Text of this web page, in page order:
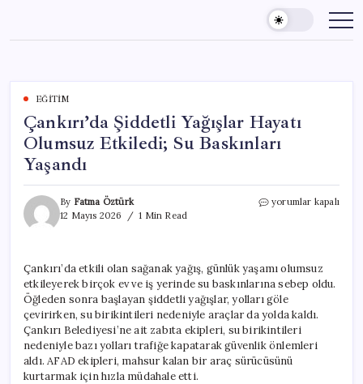
content
EĞITIM
Çankırı’da Şiddetli Yağışlar Hayatı
Olumsuz Etkiledi; Su Baskınları
Yaşandı
By Fatma Öztürk
12 Mayıs 2026
1 Min Read
Çankırı’da
Etkiledi;
Su
Baskınları
Yaşandı
için
yorumlar kapalı
Çankırı’da etkili olan sağanak yağış, günlük yaşamı olumsuz
etkileyerek birçok ev ve iş yerinde su baskınlarına sebep oldu.
Öğleden sonra başlayan şiddetli yağışlar, yolları göle
çevirirken, su birikintileri nedeniyle araçlar da yolda kaldı.
Çankırı Belediyesi’ne ait zabıta ekipleri, su birikintileri
nedeniyle bazı yolları trafiğe kapatarak güvenlik önlemleri
aldı. AFAD ekipleri, mahsur kalan bir araç sürücüsünü
kurtarmak için hızla müdahale etti.